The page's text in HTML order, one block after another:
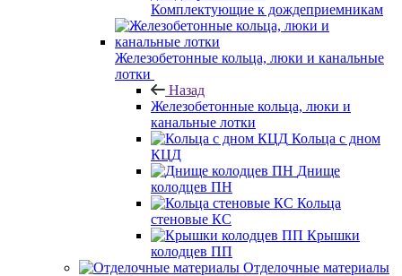
Комплектующие к дождеприемникам
Железобетонные кольца, люки и канальные
лотки
Назад
Железобетонные кольца, люки и
канальные лотки
Кольца с дном
КЦД
Днище
колодцев ПН
Кольца
стеновые КС
Крышки
колодцев ПП
Отделочные материалы